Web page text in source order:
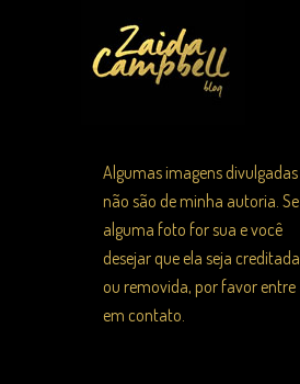
Algumas imagens divulgadas
não são de minha autoria. Se
alguma foto for sua e você
desejar que ela seja creditada
ou removida, por favor entre
em contato.